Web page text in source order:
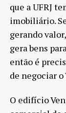
que a UFRJ
imobiliário.
gerando
gera bens
então é
de negociar o
O edifício